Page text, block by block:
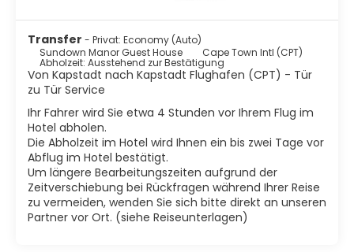
Transfer - Privat: Economy (Auto)
Sundown Manor Guest House
Cape Town Intl (CPT)
Abholzeit: Ausstehend zur Bestätigung
Von Kapstadt nach Kapstadt Flughafen (CPT) - Tür
zu Tür Service
Ihr Fahrer wird Sie etwa 4 Stunden vor Ihrem Flug im
Hotel abholen.
Die Abholzeit im Hotel wird Ihnen ein bis zwei Tage vor
Abflug im Hotel bestätigt.
Um längere Bearbeitungszeiten aufgrund der
Zeitverschiebung bei Rückfragen während Ihrer Reise
zu vermeiden, wenden Sie sich bitte direkt an unseren
Partner vor Ort. (siehe Reiseunterlagen)